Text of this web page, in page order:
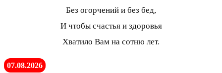
Без огорчений и без бед,
И чтобы счастья и здоровья
Хватило Вам на сотню лет.
07.08.2026